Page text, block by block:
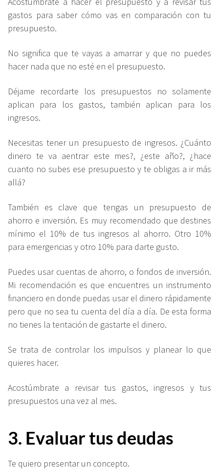
gastos para saber cómo vas en comparación con tu
presupuesto.
No significa que te vayas a amarrar y que no puedes
hacer nada que no esté en el presupuesto.
Déjame recordarte los presupuestos no solamente
aplican para los gastos, también aplican para los
ingresos.
Necesitas tener un presupuesto de ingresos. ¿Cuánto
dinero te va aentrar este mes?, ¿este año?, ¿hace
cuanto no subes ese presupuesto y te obligas a ir más
allá?
También es clave que tengas un presupuesto de
ahorro e inversión. Es muy recomendado que destines
mínimo el 10% de tus ingresos al ahorro. Otro 10%
para emergencias y otro 10% para darte gusto.
Puedes usar cuentas de ahorro, o fondos de inversión.
Mi recomendación es que encuentres un instrumento
financiero en donde puedas usar el dinero rápidamente
pero que no sea tu cuenta del día a día. De esta forma
no tienes la tentación de gastarte el dinero.
Se trata de controlar los impulsos y planear lo que
quieres hacer.
Acostúmbrate a revisar tus gastos, ingresos y tus
presupuestos una vez al mes.
3. Evaluar tus deudas
Te quiero presentar un concepto.